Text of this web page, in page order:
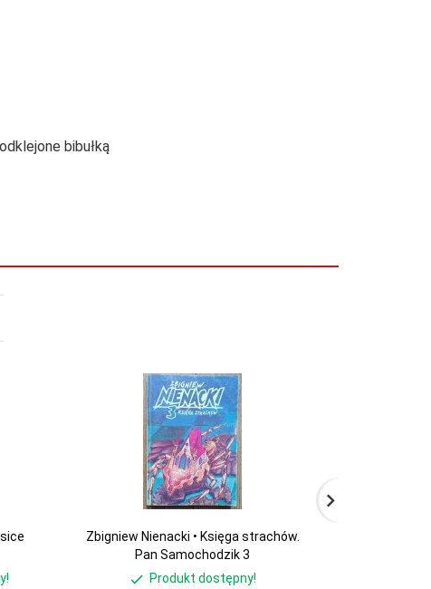
bibułką
Zbigniew Nienacki • Księga strachów.
Pan Samochodzik 3
Produkt dostępny!